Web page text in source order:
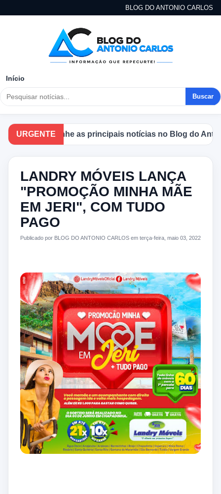
BLOG DO ANTONIO CARLOS
Início
Buscar
URGENTE
Acompanhe as principais notícias no Blog do Antonio
LANDRY MÓVEIS LANÇA
"PROMOÇÃO MINHA MÃE
EM JERI", COM TUDO
PAGO
Publicado por BLOG DO ANTONIO CARLOS em terça-feira, maio 03, 2022